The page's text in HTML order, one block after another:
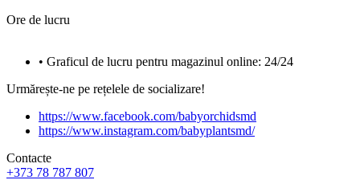
Ore de lucru
• Graficul de lucru pentru magazinul online: 24/24
Urmărește-ne pe rețelele de socializare!
https://www.facebook.com/babyorchidsmd
https://www.instagram.com/babyplantsmd/
Contacte
+373 78 787 807